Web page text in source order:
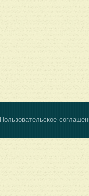
Пользовательское